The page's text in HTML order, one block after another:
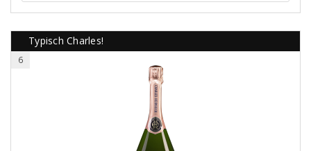
Typisch Charles!
6